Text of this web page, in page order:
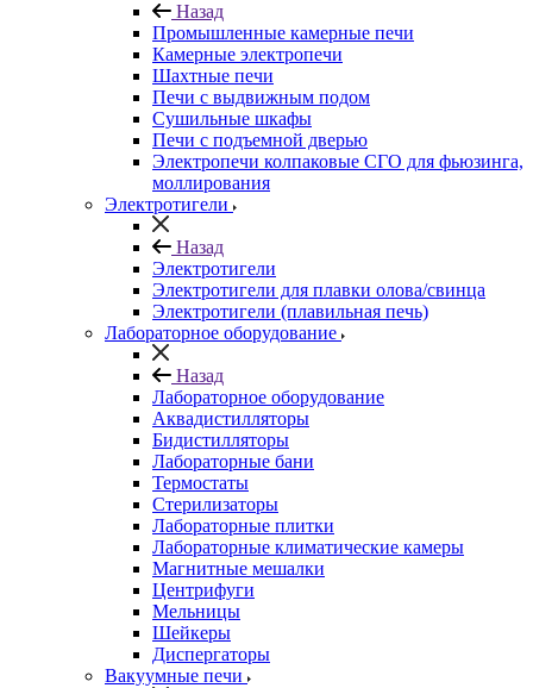
Назад
Промышленные камерные печи
Камерные электропечи
Шахтные печи
Печи с выдвижным подом
Сушильные шкафы
Печи с подъемной дверью
Электропечи колпаковые СГО для фьюзинга,
моллирования
Электротигели
Назад
Электротигели
Электротигели для плавки олова/свинца
Электротигели (плавильная печь)
Лабораторное оборудование
Назад
Лабораторное оборудование
Аквадистилляторы
Бидистилляторы
Лабораторные бани
Термостаты
Стерилизаторы
Лабораторные плитки
Лабораторные климатические камеры
Магнитные мешалки
Центрифуги
Мельницы
Шейкеры
Диспергаторы
Вакуумные печи